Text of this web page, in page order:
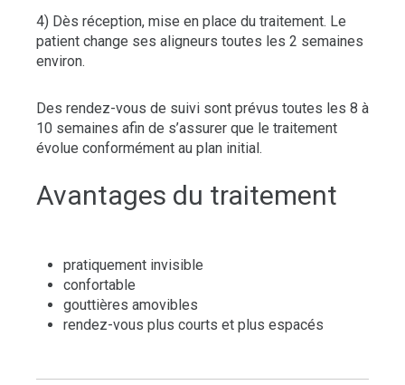
4) Dès réception, mise en place du traitement. Le
patient change ses aligneurs toutes les 2 semaines
environ.
Des rendez-vous de suivi sont prévus toutes les 8 à
10 semaines afin de s’assurer que le traitement
évolue conformément au plan initial.
Avantages du traitement
pratiquement invisible
confortable
gouttières amovibles
rendez-vous plus courts et plus espacés